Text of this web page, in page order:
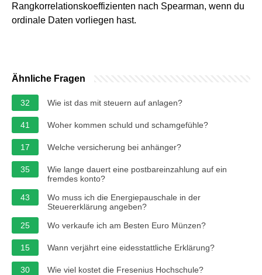
Rangkorrelationskoeffizienten nach Spearman, wenn du
ordinale Daten vorliegen hast.
Ähnliche Fragen
32 Wie ist das mit steuern auf anlagen?
41 Woher kommen schuld und schamgefühle?
17 Welche versicherung bei anhänger?
35
Wie lange dauert eine postbareinzahlung auf ein
fremdes konto?
43
Wo muss ich die Energiepauschale in der
Steuererklärung angeben?
25
Wo verkaufe ich am Besten Euro Münzen?
15 Wann verjährt eine eidesstattliche Erklärung?
30 Wie viel kostet die Fresenius Hochschule?